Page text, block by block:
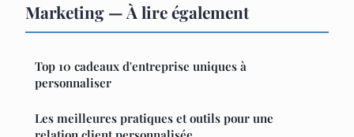
Marketing — À lire également
Top 10 cadeaux d'entreprise uniques à
personnaliser
Les meilleures pratiques et outils pour une